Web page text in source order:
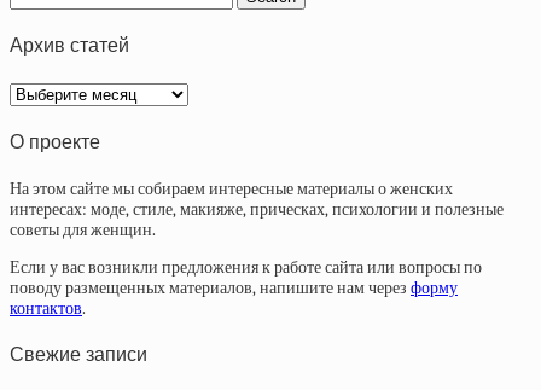
Архив статей
Архив
статей
О проекте
На этом сайте мы собираем интересные материалы о женских
интересах: моде, стиле, макияже, прическах, психологии и полезные
советы для женщин.
Если у вас возникли предложения к работе сайта или вопросы по
поводу размещенных материалов, напишите нам через форму
контактов.
Свежие записи